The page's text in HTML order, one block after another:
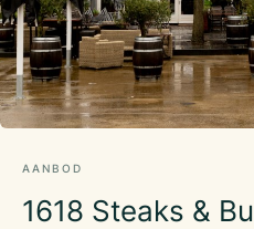
AANBOD
1618 Steaks &